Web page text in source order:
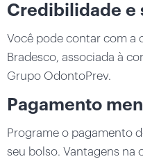
Credibilidade e
Você pode contar com a
Bradesco, associada à
Grupo OdontoPrev.
Pagamento
Programe o pagamento
seu bolso. Vantagens na